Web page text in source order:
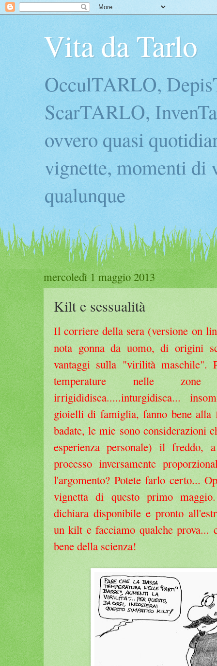
Vita da Tarlo
OcculTARLO,
ScarTARLO,
ovvero quasi
vignette, momenti di
qualunque
mercoledì 1 maggio 2013
Kilt e sessualità
Il corriere della sera (versione on
nota gonna da uomo, di origini
vantaggi sulla "virilità maschile".
temperature nelle zone
irrigididisca.....inturgidisca...
gioielli di famiglia, fanno bene alla
badate, le mie sono considerazioni
esperienza personale) il
processo inversamente
l'argomento? Potete farlo certo...
vignetta di questo primo
dichiara disponibile e pronto
un kilt e facciamo qualche prova...
bene della scienza!